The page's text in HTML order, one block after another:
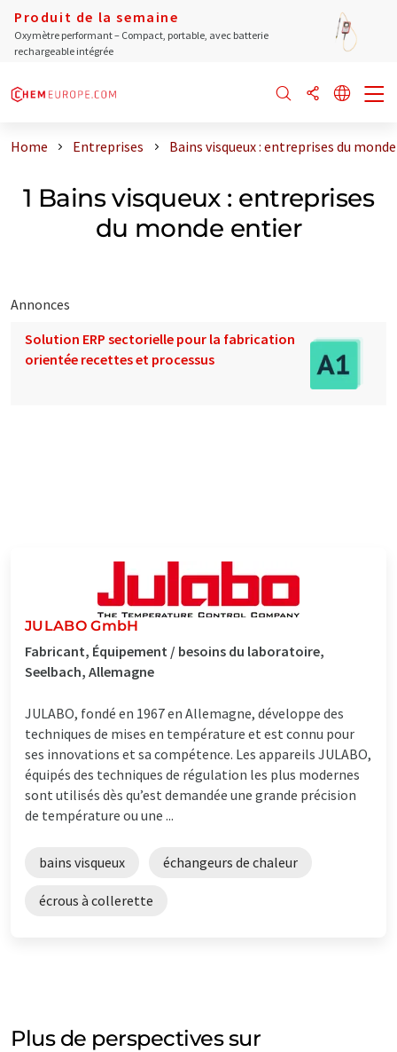
Produit de la semaine
Oxymètre performant – Compact, portable, avec batterie
rechargeable intégrée
Home Entreprises Bains visqueux : entreprises du
1 Bains visqueux : entreprises
du monde entier
Annonces
Solution ERP sectorielle pour la fabrication
orientée recettes et processus
JULABO GmbH
Fabricant, Équipement / besoins du laboratoire,
Seelbach, Allemagne
JULABO, fondé en 1967 en Allemagne, développe des
techniques de mises en température et est connu pour
ses innovations et sa compétence. Les appareils JULABO,
équipés des techniques de régulation les plus modernes
sont utilisés dès qu’est demandée une grande précision
de température ou une ...
bains visqueux échangeurs de chaleur
écrous à collerette
Plus de perspectives sur